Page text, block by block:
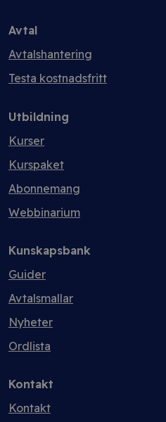
Avtal
Avtalshantering
Testa kostnadsfritt
Utbildning
Kurser
Kurspaket
Abonnemang
Webbinarium
Kunskapsbank
Guider
Avtalsmallar
Nyheter
Ordlista
Kontakt
Kontakt